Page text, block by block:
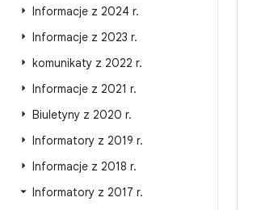
Informacje z 2024 r.
Informacje z 2023 r.
komunikaty z 2022 r.
Informacje z 2021 r.
Biuletyny z 2020 r.
Informatory z 2019 r.
Informacje z 2018 r.
Informatory z 2017 r.